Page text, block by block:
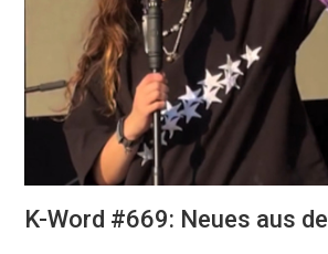
K-Word #669: Neues aus